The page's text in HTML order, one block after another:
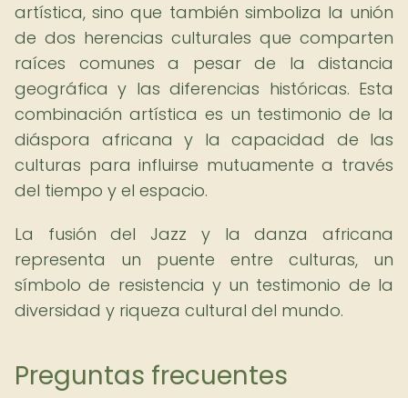
artística, sino que también simboliza la unión
de dos herencias culturales que comparten
raíces comunes a pesar de la distancia
geográfica y las diferencias históricas. Esta
combinación artística es un testimonio de la
diáspora africana y la capacidad de las
culturas para influirse mutuamente a través
del tiempo y el espacio.
La fusión del Jazz y la danza africana
representa un puente entre culturas, un
símbolo de resistencia y un testimonio de la
diversidad y riqueza cultural del mundo.
Preguntas frecuentes